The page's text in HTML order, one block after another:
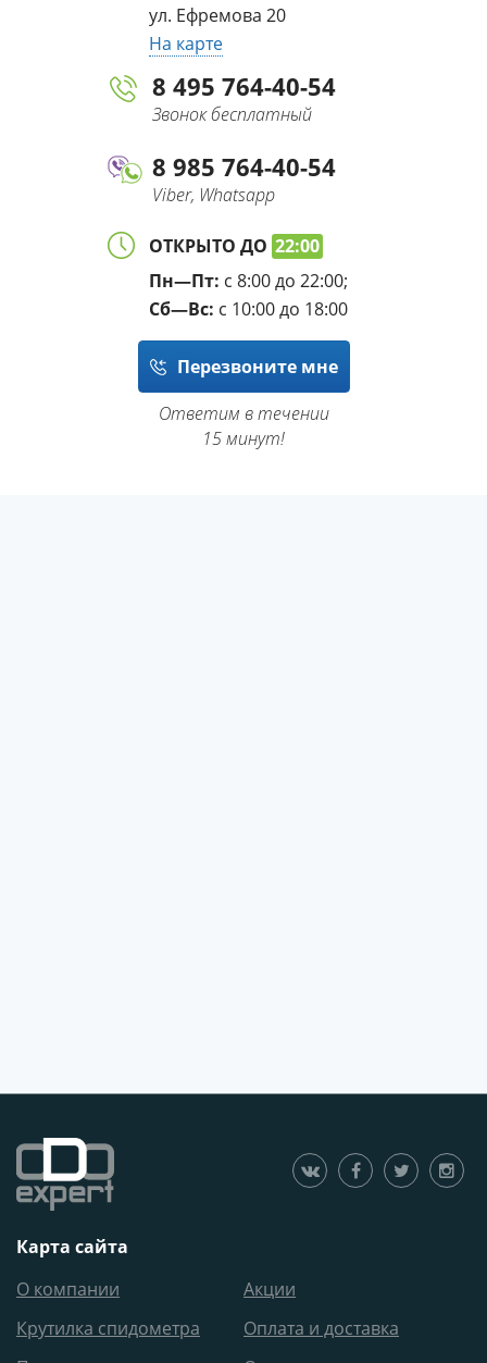
ул. Ефремова 20
На карте
8 495 764-40-54
Звонок бесплатный
8 985 764-40-54
Viber, Whatsapp
ОТКРЫТО ДО 22:00
Пн—Пт: с 8:00 до 22:00;
Сб—Вс: с 10:00 до 18:00
Перезвоните мне
Ответим в течении
15 минут!
Карта сайта
О компании
Акции
Крутилка спидометра
Оплата и доставка